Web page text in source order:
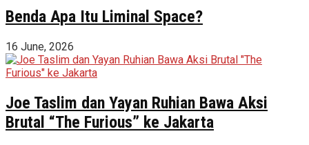
Benda Apa Itu Liminal Space?
16 June, 2026
Joe Taslim dan Yayan Ruhian Bawa Aksi
Brutal “The Furious” ke Jakarta